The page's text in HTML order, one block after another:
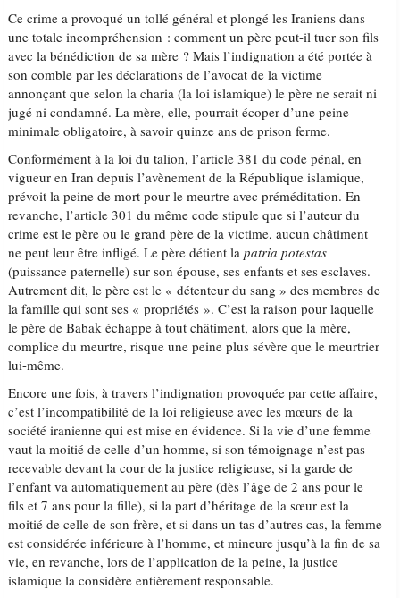
Ce crime a provoqué un tollé général et plongé les Iraniens dans
une totale incompréhension : comment un père peut-il tuer son fils
avec la bénédiction de sa mère ? Mais l’indignation a été portée à
son comble par les déclarations de l’avocat de la victime
annonçant que selon la charia (la loi islamique) le père ne serait ni
jugé ni condamné. La mère, elle, pourrait écoper d’une peine
minimale obligatoire, à savoir quinze ans de prison ferme.
Conformément à la loi du talion, l’article 381 du code pénal, en
vigueur en Iran depuis l’avènement de la République islamique,
prévoit la peine de mort pour le meurtre avec préméditation. En
revanche, l’article 301 du même code stipule que si l’auteur du
crime est le père ou le grand père de la victime, aucun châtiment
ne peut leur être infligé. Le père détient lapatria potestas
(puissance paternelle) sur son épouse, ses enfants et ses esclaves.
Autrement dit, le père est le « détenteur du sang » des membres de
la famille qui sont ses « propriétés ». C’est la raison pour laquelle
le père de Babak échappe à tout châtiment, alors que la mère,
complice du meurtre, risque une peine plus sévère que le meurtrier
lui-même.
Encore une fois, à travers l’indignation provoquée par cette affaire,
c’est l’incompatibilité de la loi religieuse avec les mœurs de la
société iranienne qui est mise en évidence. Si la vie d’une femme
vaut la moitié de celle d’un homme, si son témoignage n’est pas
recevable devant la cour de la justice religieuse, si la garde de
l’enfant va automatiquement au père (dès l’âge de 2 ans pour le
fils et 7 ans pour la fille), si la part d’héritage de la sœur est la
moitié de celle de son frère, et si dans un tas d’autres cas, la femme
est considérée inférieure à l’homme, et mineure jusqu’à la fin de sa
vie, en revanche, lors de l’application de la peine, la justice
islamique la considère entièrement responsable.